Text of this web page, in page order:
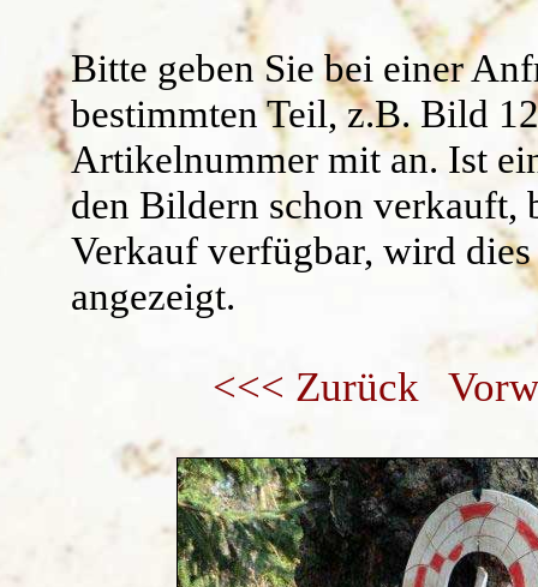
Bitte geben Sie bei einer
bestimmten Teil, z.B.Bild
Artikelnummer mit an. Ist
den Bildern schon verkauft,
Verkauf verfügbar, wird
angezeigt.
<<< Zurück